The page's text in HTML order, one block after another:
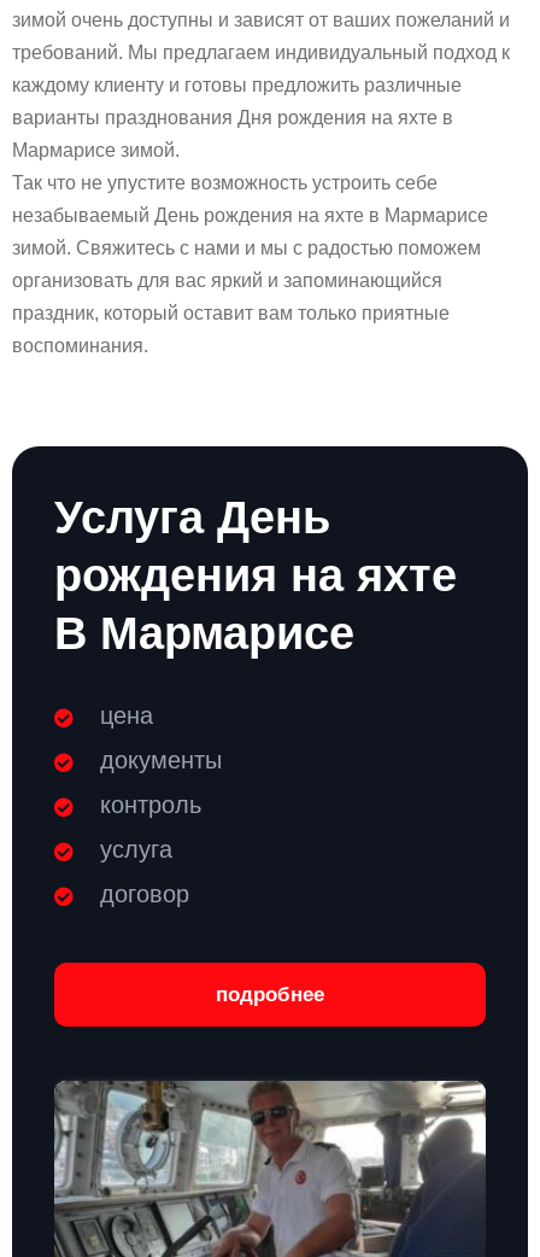
зимой очень доступны и зависят от ваших пожеланий и
требований. Мы предлагаем индивидуальный подход к
каждому клиенту и готовы предложить различные
варианты празднования Дня рождения на яхте в
Мармарисе зимой.
Так что не упустите возможность устроить себе
незабываемый День рождения на яхте в Мармарисе
зимой. Свяжитесь с нами и мы с радостью поможем
организовать для вас яркий и запоминающийся
праздник, который оставит вам только приятные
воспоминания.
Услуга День
рождения на яхте
В Мармарисе
цена
документы
контроль
услуга
договор
подробнее